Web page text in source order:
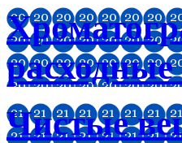
Чистые